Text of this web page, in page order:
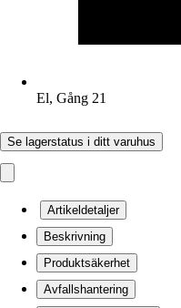
El, Gång 21
Se lagerstatus i ditt varuhus
Artikeldetaljer
Beskrivning
Produktsäkerhet
Avfallshantering